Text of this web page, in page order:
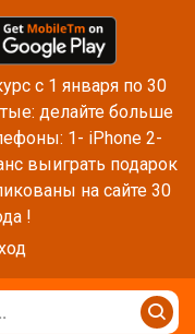
с 1 января по 30
делайте больше
1- iPhone 2-
выиграть подарок
на сайте 30
!